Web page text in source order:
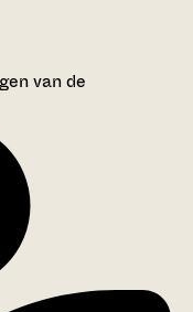
van de